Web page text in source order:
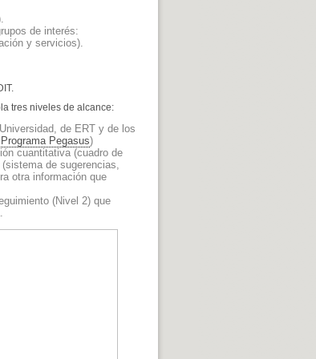
de interés:
y servicios).
tres niveles de alcance:
de ERT y de los
Programa Pegasus)
cuantitativa (cuadro de
de sugerencias,
otra información que
(Nivel 2) que